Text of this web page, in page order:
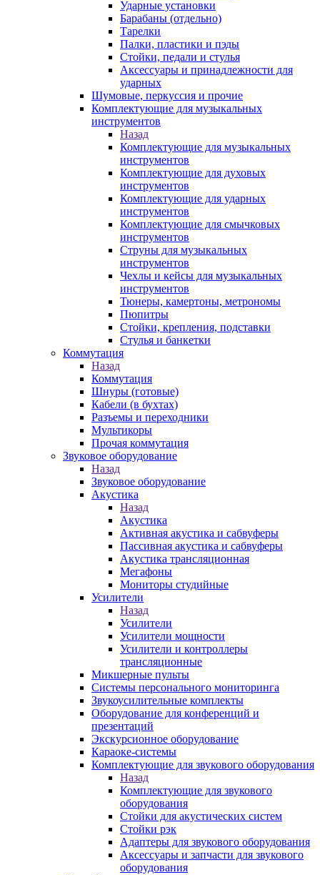
Ударные установки
Барабаны (отдельно)
Тарелки
Палки, пластики и пэды
Стойки, педали и стулья
Аксессуары и принадлежности для
ударных
Шумовые, перкуссия и прочие
Комплектующие для музыкальных
инструментов
Назад
Комплектующие для музыкальных
инструментов
Комплектующие для духовых
инструментов
Комплектующие для ударных
инструментов
Комплектующие для смычковых
инструментов
Струны для музыкальных
инструментов
Чехлы и кейсы для музыкальных
инструментов
Тюнеры, камертоны, метрономы
Пюпитры
Стойки, крепления, подставки
Стулья и банкетки
Коммутация
Назад
Коммутация
Шнуры (готовые)
Кабели (в бухтах)
Разъемы и переходники
Мультикоры
Прочая коммутация
Звуковое оборудование
Назад
Звуковое оборудование
Акустика
Назад
Акустика
Активная акустика и сабвуферы
Пассивная акустика и сабвуферы
Акустика трансляционная
Мегафоны
Мониторы студийные
Усилители
Назад
Усилители
Усилители мощности
Усилители и контроллеры
трансляционные
Микшерные пульты
Системы персонального мониторинга
Звукоусилительные комплекты
Оборудование для конференций и
презентаций
Экскурсионное оборудование
Караоке-системы
Комплектующие для звукового оборудования
Назад
Комплектующие для звукового
оборудования
Стойки для акустических систем
Стойки рэк
Адаптеры для звукового оборудования
Аксессуары и запчасти для звукового
оборудования